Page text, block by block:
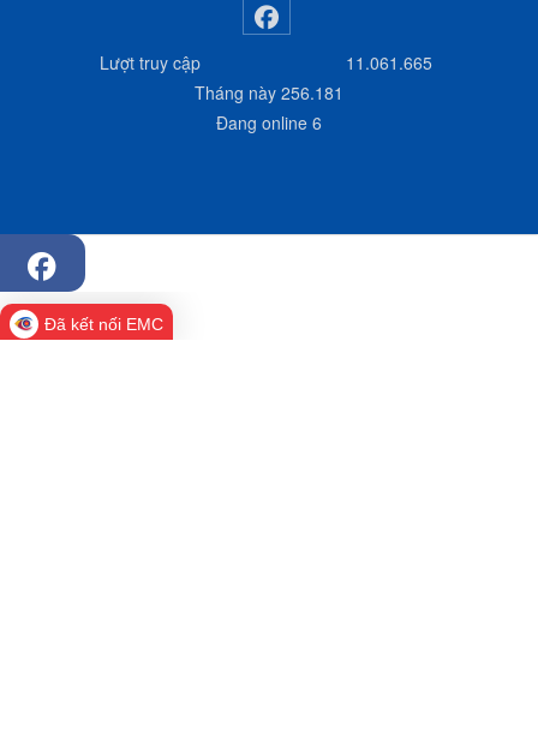
Lượt truy cập
11.061.665
Tháng này 256.181
Đang online 6
Đã kết nối EMC